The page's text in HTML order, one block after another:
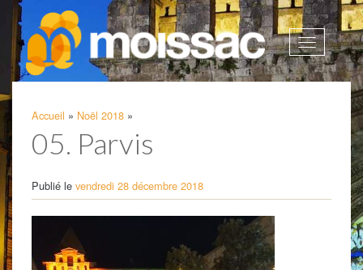
Afficher
la
Accueil » Noël 2018 »
05. Parvis
Publié le vendredi 28 décembre 2018